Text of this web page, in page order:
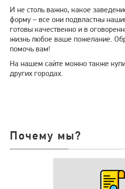
И не столь важно, какое
форму – все они подвластны
готовы качественно и в
жизнь любое ваше пожелание.
помочь вам!
На нашем сайте можно также
других городах.
Почему мы?